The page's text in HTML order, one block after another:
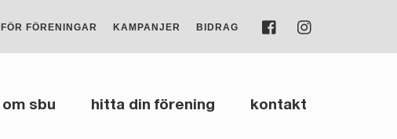
FÖR FÖRENINGAR KAMPANJER BIDRAG
om sbu hitta din förening kontakt